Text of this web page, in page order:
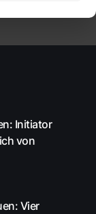
Initiator
von
Vier